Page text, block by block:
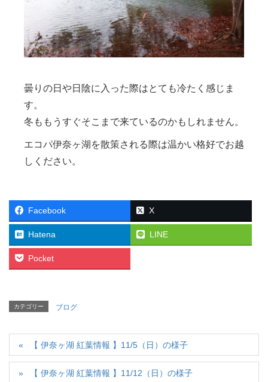
曇りの日や日陰に入った際はとても冷たく感じま
す。
冬ももうすぐそこまで来ているのかもしれません。
エコパ伊奈ヶ湖を散策される際は温かい格好でお越
しください。
Facebook X
Hatena LINE
Pocket
カテゴリー ブログ
【 伊奈ヶ湖 紅葉情報 】11/5（日）の様子
【 伊奈ヶ湖 紅葉情報 】11/12（日）の様子